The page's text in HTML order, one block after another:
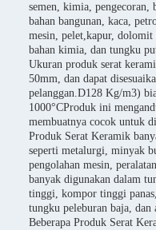
semen, kimia, pengecoran,
bahan bangunan, kaca,
mesin, pelet,kapur,
bahan kimia, dan tungku
Ukuran produk serat
50mm, dan dapat
pelanggan.D128 Kg/m3)
1000°CProduk ini
membuatnya cocok untuk
Produk Serat Keramik
seperti metalurgi, minyak
pengolahan mesin,
banyak digunakan dalam
tinggi, kompor tinggi
tungku peleburan baja, dan
Beberapa Produk Serat